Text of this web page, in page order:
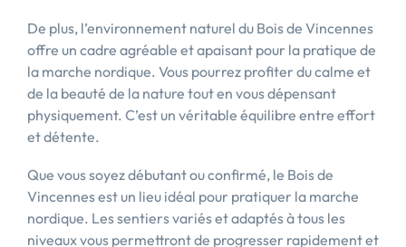
De plus, l’environnement naturel du Bois de Vincennes
offre un cadre agréable et apaisant pour la pratique de
la marche nordique. Vous pourrez profiter du calme et
de la beauté de la nature tout en vous dépensant
physiquement. C’est un véritable équilibre entre effort
et détente.
Que vous soyez débutant ou confirmé, le Bois de
Vincennes est un lieu idéal pour pratiquer la marche
nordique. Les sentiers variés et adaptés à tous les
niveaux vous permettront de progresser rapidement et